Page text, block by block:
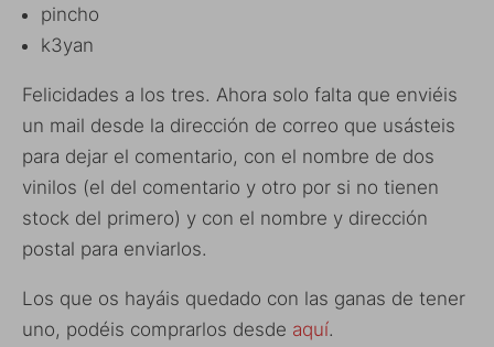
pincho
k3yan
Felicidades a los tres. Ahora solo falta que enviéis
un mail desde la dirección de correo que usásteis
para dejar el comentario, con el nombre de dos
vinilos (el del comentario y otro por si no tienen
stock del primero) y con el nombre y dirección
postal para enviarlos.
Los que os hayáis quedado con las ganas de tener
uno, podéis comprarlos desde aquí.